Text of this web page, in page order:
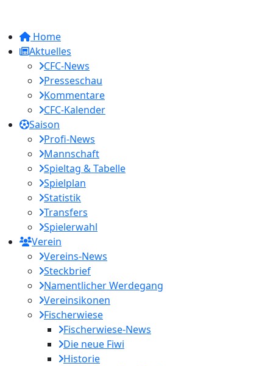
Home
Aktuelles
CFC-News
Presseschau
Kommentare
CFC-Kalender
Saison
Profi-News
Mannschaft
Spieltag & Tabelle
Spielplan
Statistik
Transfers
Spielerwahl
Verein
Vereins-News
Steckbrief
Namentlicher Werdegang
Vereinsikonen
Fischerwiese
Fischerwiese-News
Die neue Fiwi
Historie